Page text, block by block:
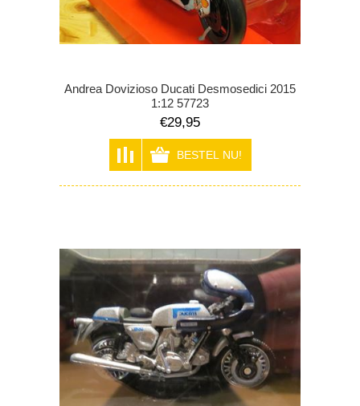
Andrea Dovizioso Ducati Desmosedici 2015
1:12 57723
€29,95